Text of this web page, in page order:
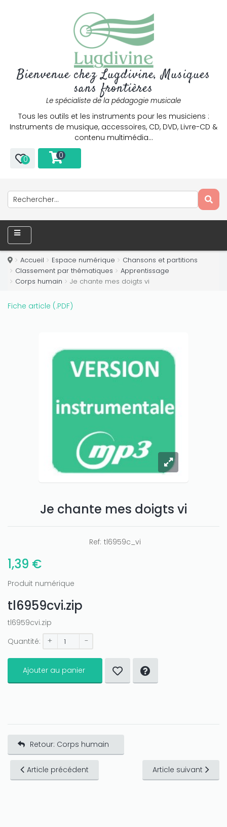
Bienvenue chez Lugdivine, Musiques
sans frontières
Le spécialiste de la pédagogie musicale
Tous les outils et les instruments pour les musiciens :
Instruments de musique, accessoires, CD, DVD, Livre-CD &
contenu multimédia…
0 0
Accueil Espace numérique
Chansons et partitions
Classement par thématiques
Apprentissage
Corps humain
Je chante mes doigts vi
Fiche article (.PDF)
Je chante mes doigts vi
Ref: tl6959c_vi
1,39 €
Produit numérique
tl6959cvi.zip
tl6959cvi.zip
Quantité:
+ -
Ajouter au panier
Retour: Corps humain
Article précédent Article suivant
Only play at
amount on your credits!